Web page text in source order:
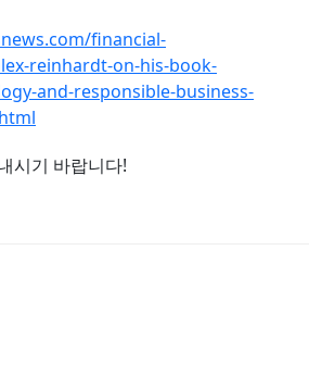
financial-
reinhardt-on-his-book-
and-responsible-business-
시기 바랍니다!